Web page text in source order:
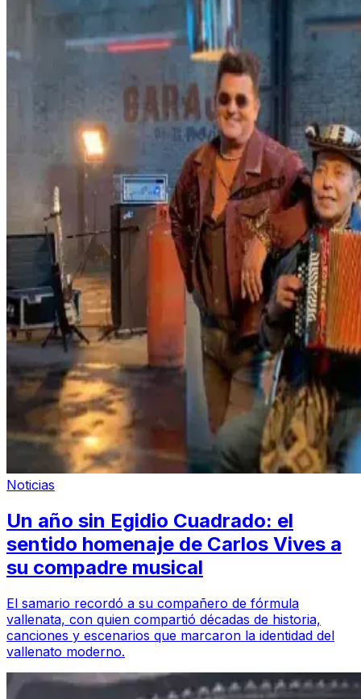
Noticias
Un año sin Egidio Cuadrado: el
sentido homenaje de Carlos Vives a
su compadre musical
El samario recordó a su compañero de fórmula
vallenata, con quien compartió décadas de historia,
canciones y escenarios que marcaron la identidad del
vallenato moderno.